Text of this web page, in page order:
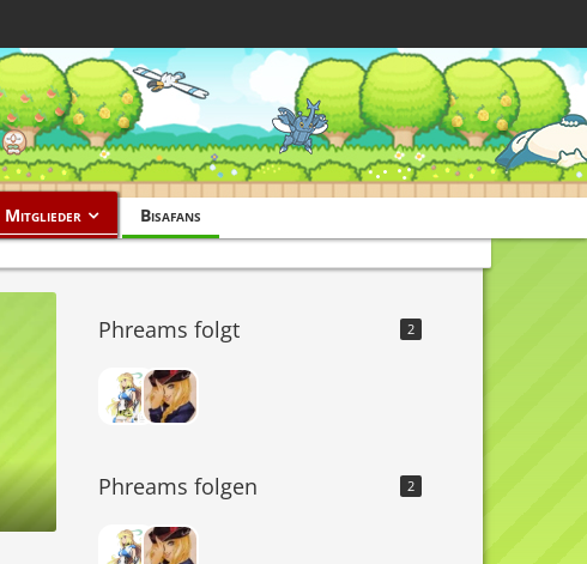
Mitglieder Bisafans
Phreams folgt 2
Phreams folgen 2